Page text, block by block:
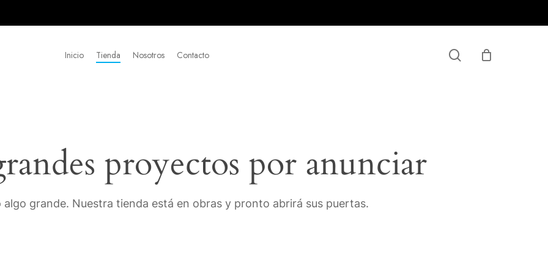
Inicio Tienda Nosotros Contacto search
proyectos por anunciar
algo grande. Nuestra tienda está en obras y pronto abrirá sus puertas.